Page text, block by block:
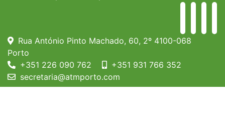
Rua António Pinto Machado, 60, 2º 4100-068
Porto
+351 226 090 762
+351 931 766 352
secretaria@atmporto.com